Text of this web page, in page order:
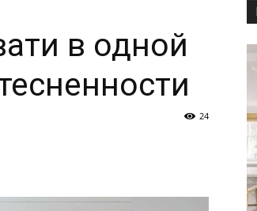
в одной
24